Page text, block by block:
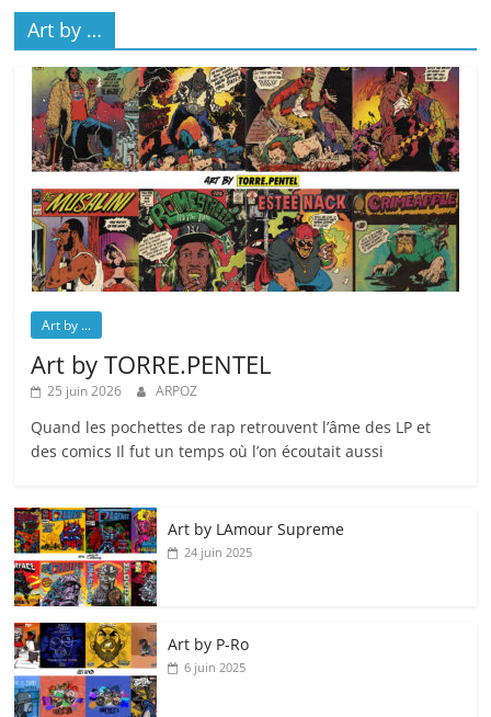
Art by …
Art by ...
Art by TORRE.PENTEL
25 juin 2026 ARPOZ
Quand les pochettes de rap retrouvent l’âme des LP et
des comics Il fut un temps où l’on écoutait aussi
Art by LAmour Supreme
24 juin 2025
Art by P‑Ro
6 juin 2025